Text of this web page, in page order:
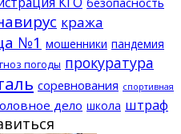
кража
№1 мошенники пандемия
погоды прокуратура
соревнования спортивная
дело школа штраф